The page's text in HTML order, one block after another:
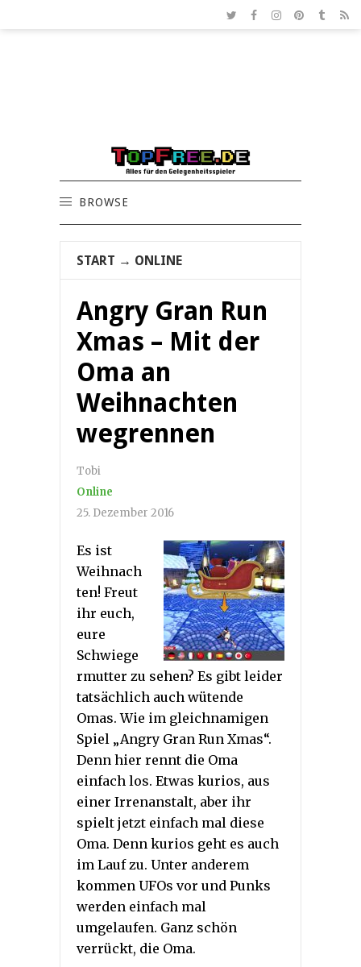
BROWSE
START → ONLINE
Angry Gran Run
Xmas – Mit der
Oma an
Weihnachten
wegrennen
Tobi
Online
25. Dezember 2016
Es ist
Weihnach
ten! Freut
ihr euch,
eure
Schwiege
rmutter zu sehen? Es gibt leider
tatsächlich auch wütende
Omas. Wie im gleichnamigen
Spiel „Angry Gran Run Xmas“.
Denn hier rennt die Oma
einfach los. Etwas kurios, aus
einer Irrenanstalt, aber ihr
spielt jetzt einfach mal diese
Oma. Denn kurios geht es auch
im Lauf zu. Unter anderem
kommen UFOs vor und Punks
werden einfach mal
umgelaufen. Ganz schön
verrückt, die Oma.